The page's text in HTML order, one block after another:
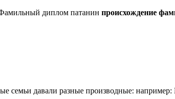
диплом патанин происхождение
семьи давали разные производные: